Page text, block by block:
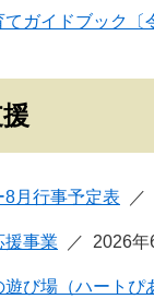
ガイドブック〔
月行事予定表
援事業 2026
び場（ハートぴ